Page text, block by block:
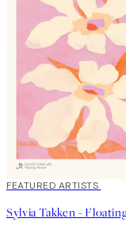
40%*
FEATURED ARTISTS